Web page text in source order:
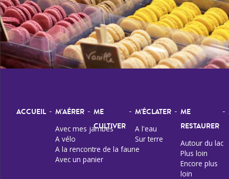
ACCUEIL - M'AÉRER
Avec mes jambes
A vélo
A la rencontre de la faune
Avec un panier
- ME
CULTIVER
- M'ÉCLATER
A l'eau
Sur terre
- ME
RESTAURER
Autour du lac
Plus loin
Encore plus
loin
-